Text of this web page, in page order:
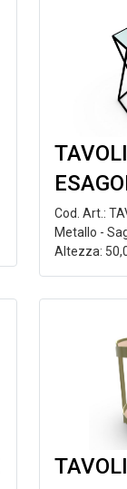
Cod. Art.:
Metallo -
Altezza: